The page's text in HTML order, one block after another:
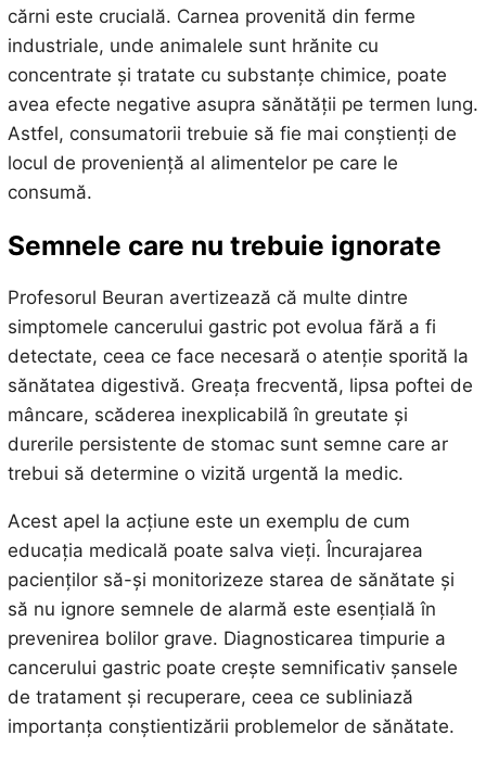
cărni este crucială. Carnea provenită din ferme
industriale, unde animalele sunt hrănite cu
concentrate și tratate cu substanțe chimice, poate
avea efecte negative asupra sănătății pe termen lung.
Astfel, consumatorii trebuie să fie mai conștienți de
locul de proveniență al alimentelor pe care le
consumă.
Semnele care nu trebuie ignorate
Profesorul Beuran avertizează că multe dintre
simptomele cancerului gastric pot evolua fără a fi
detectate, ceea ce face necesară o atenție sporită la
sănătatea digestivă. Greața frecventă, lipsa poftei de
mâncare, scăderea inexplicabilă în greutate și
durerile persistente de stomac sunt semne care ar
trebui să determine o vizită urgentă la medic.
Acest apel la acțiune este un exemplu de cum
educația medicală poate salva vieți. Încurajarea
pacienților să-și monitorizeze starea de sănătate și
să nu ignore semnele de alarmă este esențială în
prevenirea bolilor grave. Diagnosticarea timpurie a
cancerului gastric poate crește semnificativ șansele
de tratament și recuperare, ceea ce subliniază
importanța conștientizării problemelor de sănătate.